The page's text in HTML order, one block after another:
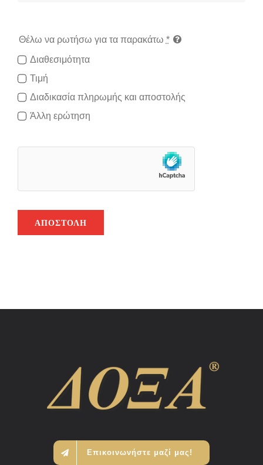
Θέλω να ρωτήσω για τα παρακάτω *
Διαθεσιμότητα
Τιμή
Διαδικασία πληρωμής και αποστολής
Άλλη ερώτηση
ΑΠΟΣΤΟΛΉ
Επικοινωνήστε μαζί μας!